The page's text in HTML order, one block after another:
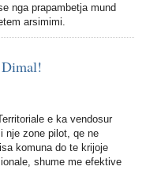
nga prapambetja mund
arsimimi.
Dimal!
e ka vendosur
nje zone pilot, qe ne
komuna do te krijoje
shume me efektive